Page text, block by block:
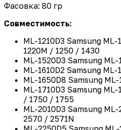
Фасовка: 80 гр
Совместимость:
ML-1210D3 Samsung
1220M / 1250 / 1430
ML-1520D3 Samsung ML-
ML-1610D2 Samsung ML-
ML-1650D8 Samsung
ML-1710D3 Samsung
/ 1750 / 1755
ML-2010D3 Samsung
2570 / 2571N